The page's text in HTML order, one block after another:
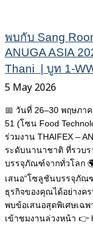
พบกับ Sang
ANUGA ASIA
Thani | บูท 1-
5 May 2026
📅 วันที่ 26–30 พฤษภา
51 (โซน Food
ร่วมงาน THAIFEX –
ระดับนานาชาติ ที่รวบ
บรรจุภัณฑ์จากทั่วโลก
เสนอ“โซลูชันบรรจุภัณ
ธุรกิจของคุณได้อย่างค
พบข้อเสนอสุดพิเศษเฉ
เข้าชมงานล่วงหน้า 👉